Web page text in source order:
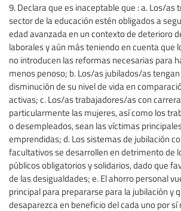
9. Declara que es inaceptable que : a. Los/as
sector de la educación estén obligados a
edad avanzada en un contexto de deterioro
laborales y aún más teniendo en cuenta que
no introducen las reformas necesarias para
menos penoso; b. Los/as jubilados/as
disminución de su nivel de vida en
activas; c. Los/as trabajadores/as con
particularmente las mujeres, así como los
o desempleados, sean las víctimas
emprendidas; d. Los sistemas de jubilación
facultativos se desarrollen en detrimento de
públicos obligatorios y solidarios, dado que
de las desigualdades; e. El ahorro personal
principal para prepararse para la jubilación y
desaparezca en beneficio del cada uno por sí